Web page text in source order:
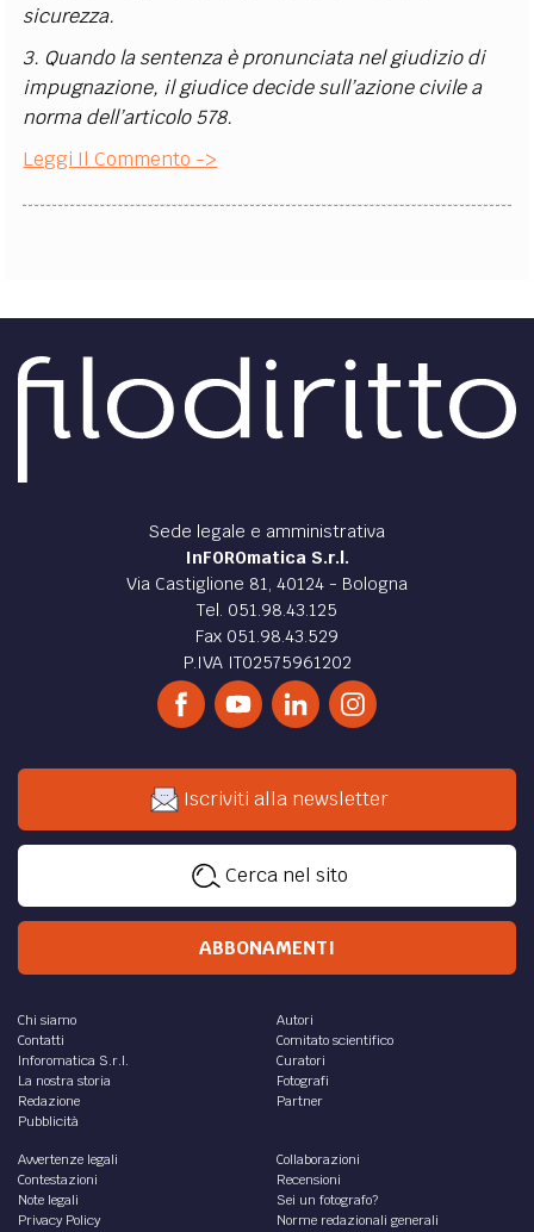
sicurezza.
3. Quando la sentenza è pronunciata nel giudizio di
impugnazione, il giudice decide sull’azione civile a
norma dell’articolo 578.
Leggi Il Commento ->
Sede legale e amministrativa
InFOROmatica S.r.l.
Via Castiglione 81, 40124 - Bologna
Tel. 051.98.43.125
Fax 051.98.43.529
P.IVA IT02575961202
Iscriviti alla newsletter
Cerca nel sito
ABBONAMENTI
Chi siamo
Contatti
Inforomatica S.r.l.
La nostra storia
Redazione
Pubblicità
Autori
Comitato scientifico
Curatori
Fotografi
Partner
Avvertenze legali
Contestazioni
Note legali
Privacy Policy
Collaborazioni
Recensioni
Sei un fotografo?
Norme redazionali generali